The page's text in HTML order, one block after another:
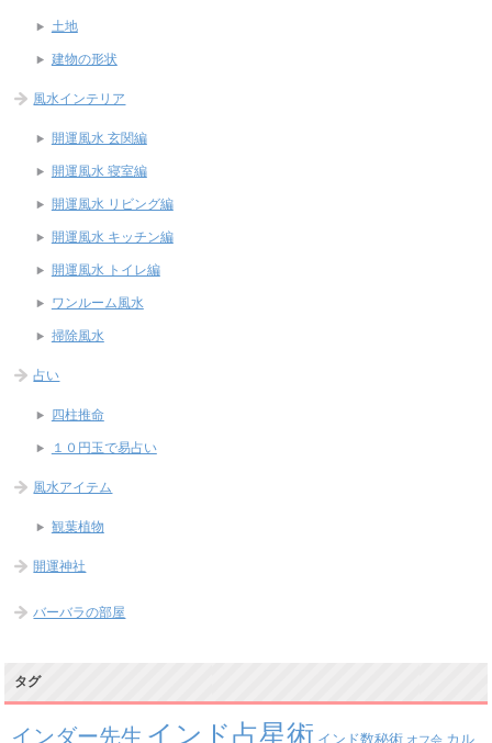
土地
建物の形状
風水インテリア
開運風水 玄関編
開運風水 寝室編
開運風水 リビング編
開運風水 キッチン編
開運風水 トイレ編
ワンルーム風水
掃除風水
占い
四柱推命
１０円玉で易占い
風水アイテム
観葉植物
開運神社
バーバラの部屋
タグ
インダー先生 インド占星術 インド数秘術 オフ会 カル